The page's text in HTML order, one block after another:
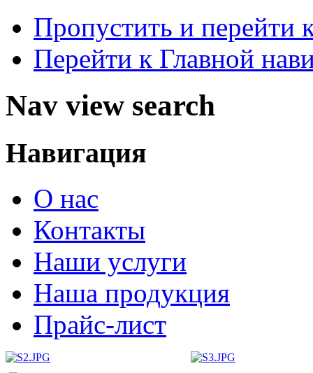
Пропустить и перейти
Перейти к Главной
Nav view search
Навигация
О нас
Контакты
Наши услуги
Наша продукция
Прайс-лист